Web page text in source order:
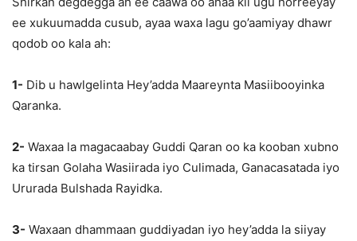
ee xukuumadda cusub, ayaa waxa lagu go’aamiyay dhawr
qodob oo kala ah:
1- Dib u hawlgelinta Hey’adda Maareynta Masiibooyinka
Qaranka.
2- Waxaa la magacaabay Guddi Qaran oo ka kooban xubno
ka tirsan Golaha Wasiirada iyo Culimada, Ganacasatada iyo
Ururada Bulshada Rayidka.
3- Waxaan dhammaan guddiyadan iyo hey’adda la siiyay